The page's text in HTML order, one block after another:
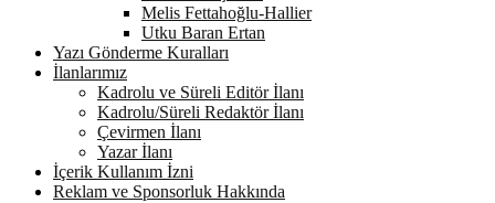
Melis Fettahoğlu-Hallier
Utku Baran Ertan
Yazı Gönderme Kuralları
İlanlarımız
Kadrolu ve Süreli Editör İlanı
Kadrolu/Süreli Redaktör İlanı
Çevirmen İlanı
Yazar İlanı
İçerik Kullanım İzni
Reklam ve Sponsorluk Hakkında